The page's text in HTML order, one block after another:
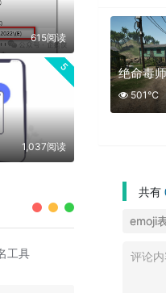
绝命毒
501℃
共有
emoji
615阅读
5
1,037阅读
工具